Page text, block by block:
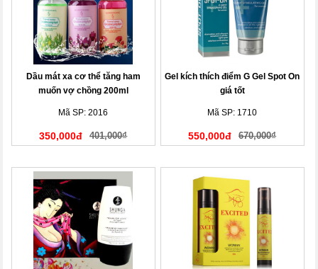
Dầu mát xa cơ thể tăng ham
muốn vợ chồng 200ml
Mã SP: 2016
350,000đ 401,000₫
Gel kích thích điểm G Gel Spot On
giá tốt
Mã SP: 1710
550,000đ 670,000₫